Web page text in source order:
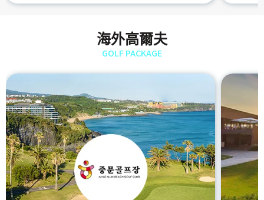
海外高爾夫
GOLF PACKAGE